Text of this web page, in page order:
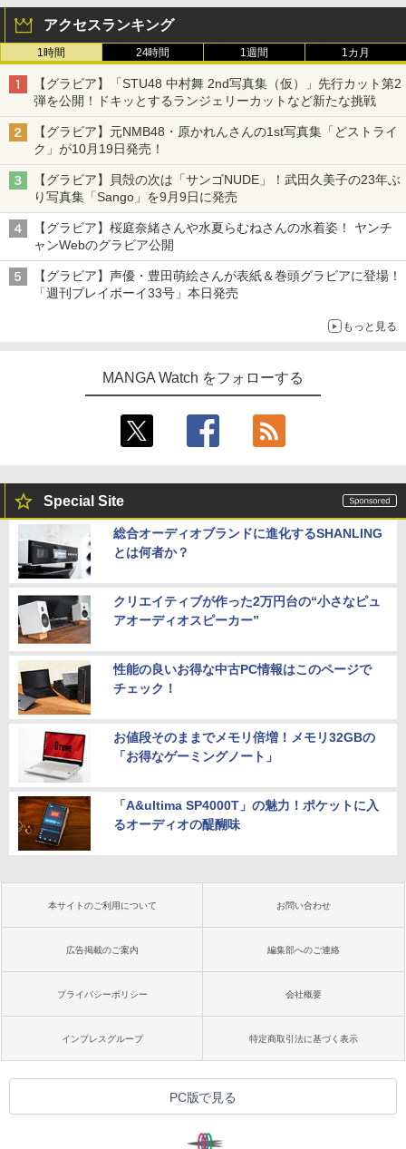
アクセスランキング
1時間 24時間 1週間 1カ月
【グラビア】「STU48 中村舞 2nd写真集（仮）」先行カット第2
弾を公開！ドキッとするランジェリーカットなど新たな挑戦
【グラビア】元NMB48・原かれんさんの1st写真集「どストライ
ク」が10月19日発売！
【グラビア】貝殻の次は「サンゴNUDE」！武田久美子の23年ぶ
り写真集「Sango」を9月9日に発売
【グラビア】桜庭奈緒さんや水夏らむねさんの水着姿！ ヤンチ
ャンWebのグラビア公開
【グラビア】声優・豊田萌絵さんが表紙＆巻頭グラビアに登場！
「週刊プレイボーイ33号」本日発売
もっと見る
MANGA Watch をフォローする
Special Site
総合オーディオブランドに進化するSHANLING
とは何者か？
クリエイティブが作った2万円台の“小さなピュ
アオーディオスピーカー”
性能の良いお得な中古PC情報はこのページで
チェック！
お値段そのままでメモリ倍増！メモリ32GBの
「お得なゲーミングノート」
「A&ultima SP4000T」の魅力！ポケットに入
るオーディオの醍醐味
本サイトのご利用について お問い合わせ
広告掲載のご案内 編集部へのご連絡
プライバシーポリシー 会社概要
インプレスグループ 特定商取引法に基づく表示
PC版で見る